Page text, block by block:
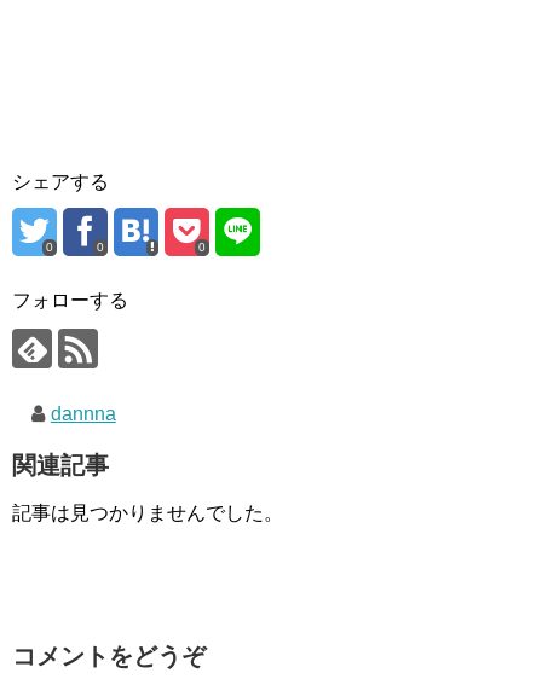
シェアする
0 0 0
フォローする
dannna
関連記事
記事は見つかりませんでした。
コメントをどうぞ